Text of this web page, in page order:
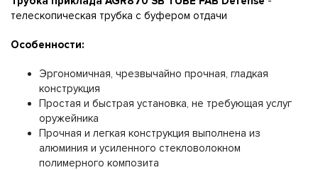
телескопическая трубка с буфером отдачи
Особенности:
Эргономичная, чрезвычайно прочная, гладкая
конструкция
Простая и быстрая установка, не требующая услуг
оружейника
Прочная и легкая конструкция выполнена из
алюминия и усиленного стекловолокном
полимерного композита